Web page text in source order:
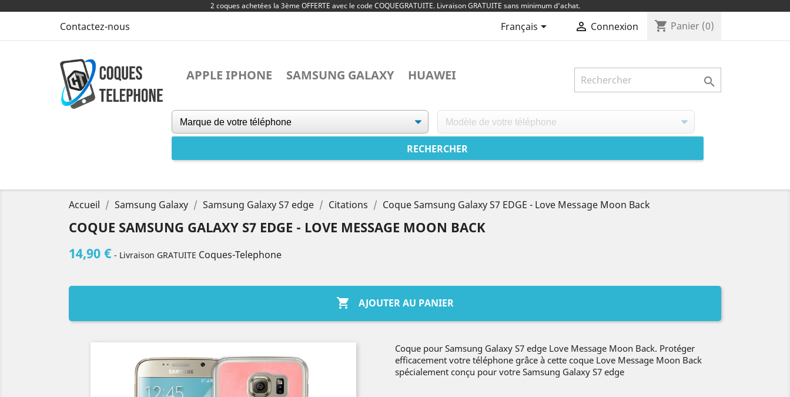
2 coques achetées la 3ème OFFERTE avec le code COQUEGRATUITE. Livraison GRATUITE sans minimum d'achat.
Contactez-nous Français  Connexion shopping_cart Panier (0)
APPLE IPHONE SAMSUNG GALAXY HUAWEI 
Accueil Samsung Galaxy Samsung Galaxy S7 edge Citations Coque Samsung Galaxy S7 EDGE - Love Message Moon Back
COQUE SAMSUNG GALAXY S7 EDGE - LOVE MESSAGE MOON BACK
14,90 € - Livraison GRATUITE Coques-Telephone
 AJOUTER AU PANIER
Coque pour Samsung Galaxy S7 edge Love Message Moon Back. Protéger
efficacement votre téléphone grâce à cette coque Love Message Moon Back
spécialement conçu pour votre Samsung Galaxy S7 edge